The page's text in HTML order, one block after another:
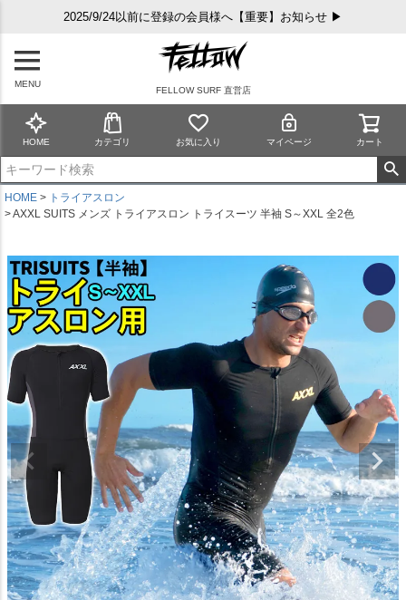
2025/9/24以前に登録の会員様へ【重要】お知らせ ▶
MENU
FELLOW SURF 直営店
HOME カテゴリ お気に入り マイページ カート
HOME
トライアスロン
AXXL SUITS メンズ トライアスロン トライスーツ 半袖 S～XXL 全2色